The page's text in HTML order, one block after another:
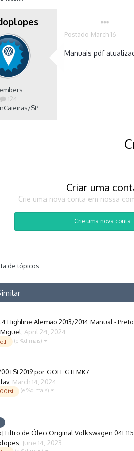
124
Caieiras/SP
Postado March 16
Manuais pdf
Criar uma
Crie uma nova conta em nossa
Crie uma nova conta
de tópicos
Highline Alemão 2013/2014 Manual - Preto
April 24, 2024
(e %d mais)
2019 por GOLF GTI MK7
, March 14, 2024
(e %d mais)
Filtro de Óleo Original Volkswagen
June 14, 2023